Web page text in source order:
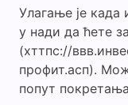
Улагање је када
у нади да ћете
(хттпс://
профит.асп).
попут